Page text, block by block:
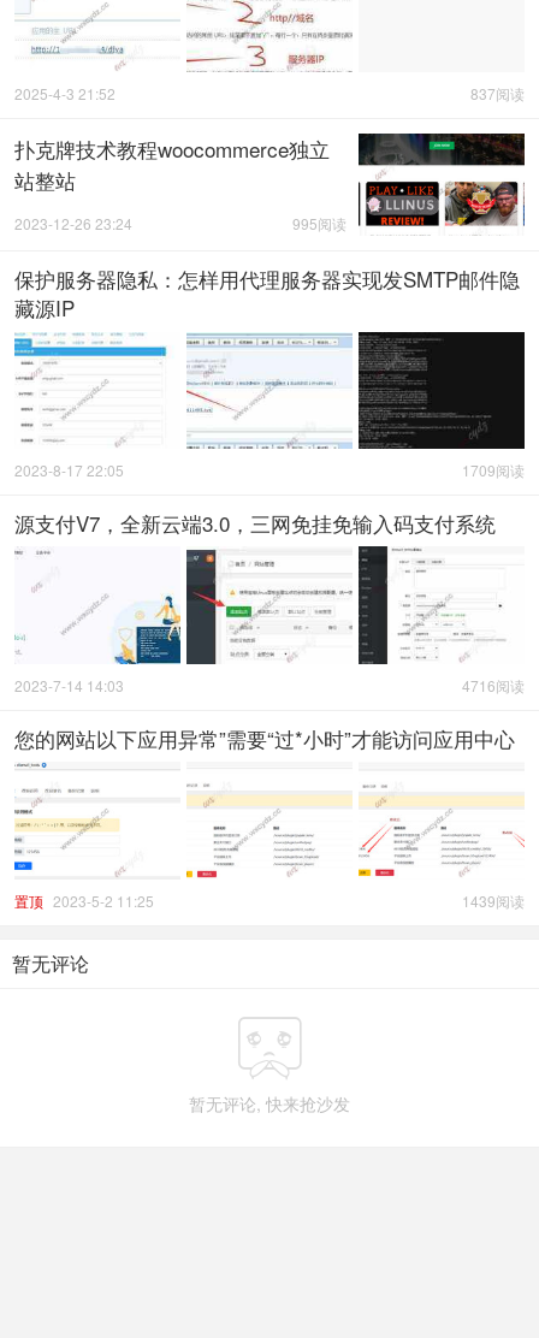
837阅读
2025-4-3 21:52
扑克牌技术教程woocommerce独立
站整站
995阅读
2023-12-26 23:24
保护服务器隐私：怎样用代理服务器实现发SMTP邮件隐
藏源IP
1709阅读
2023-8-17 22:05
源支付V7，全新云端3.0，三网免挂免输入码支付系统
4716阅读
2023-7-14 14:03
您的网站以下应用异常”需要“过*小时”才能访问应用中心
1439阅读
置顶 2023-5-2 11:25
暂无评论

暂无评论, 快来抢沙发